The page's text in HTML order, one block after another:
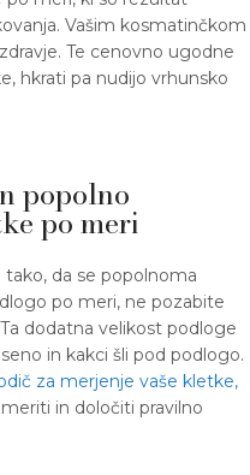
Vašim kosmatinčkom
Te cenovno ugodne
hkrati pa nudijo vrhunsko
popolno
po meri
da se popolnoma
po meri, ne pozabite
dodatna velikost podloge
in kakci šli pod podlogo.
za merjenje vaše kletke,
in določiti pravilno